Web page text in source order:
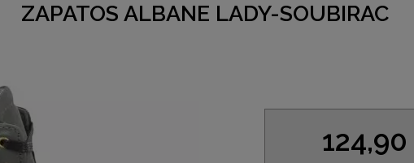
ZAPATOS ALBANE LADY-SOUBIRAC